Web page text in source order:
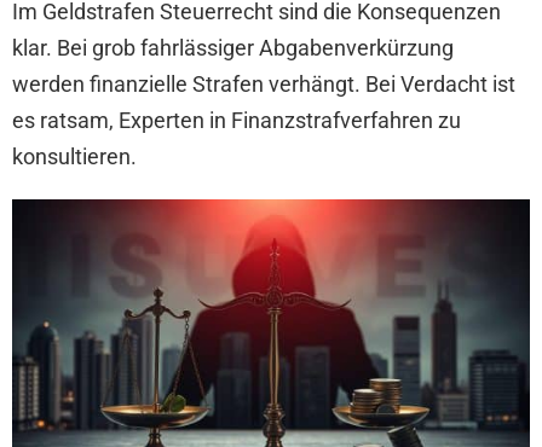
Im Geldstrafen Steuerrecht sind die Konsequenzen
klar. Bei grob fahrlässiger Abgabenverkürzung
werden finanzielle Strafen verhängt. Bei Verdacht ist
es ratsam, Experten in Finanzstrafverfahren zu
konsultieren.